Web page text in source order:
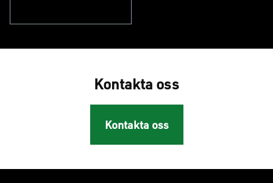
Kontakta oss
Kontakta oss